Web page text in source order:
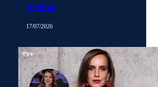
Farkas
17/07/2026